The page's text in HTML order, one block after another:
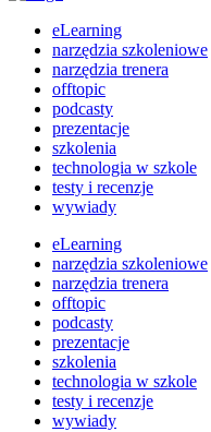
eLearning
narzędzia szkoleniowe
narzędzia trenera
offtopic
podcasty
prezentacje
szkolenia
technologia w szkole
testy i recenzje
wywiady
eLearning
narzędzia szkoleniowe
narzędzia trenera
offtopic
podcasty
prezentacje
szkolenia
technologia w szkole
testy i recenzje
wywiady